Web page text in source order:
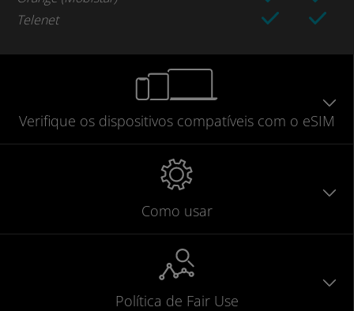
Telenet
Verifique os dispositivos compatíveis com o eSIM
Como usar
Política de Fair Use